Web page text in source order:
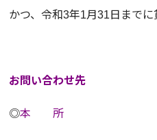
かつ、令和3年1月31日まで
お問い合わせ先
◎本 所